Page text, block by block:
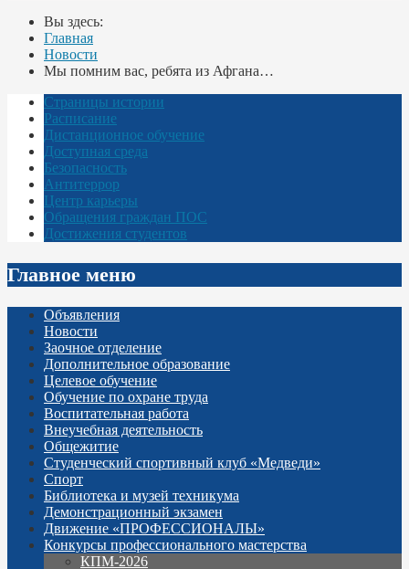
Вы здесь:
Главная
Новости
Мы помним вас, ребята из Афгана…
Страницы истории
Расписание
Дистанционное обучение
Доступная среда
Безопасность
Антитеррор
Центр карьеры
Обращения граждан ПОС
Достижения студентов
Главное меню
Объявления
Новости
Заочное отделение
Дополнительное образование
Целевое обучение
Обучение по охране труда
Воспитательная работа
Внеучебная деятельность
Общежитие
Студенческий спортивный клуб «Медведи»
Спорт
Библиотека и музей техникума
Демонстрационный экзамен
Движение «ПРОФЕССИОНАЛЫ»
Конкурсы профессионального мастерства
КПМ-2026